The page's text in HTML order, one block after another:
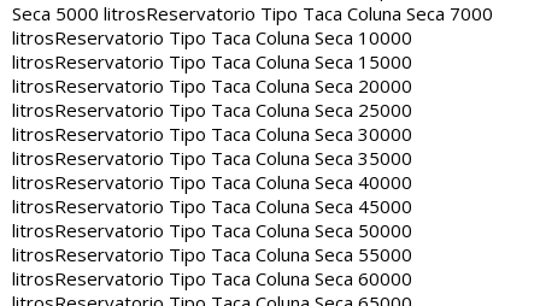
Seca 5000 litrosReservatorio Tipo Taca Coluna Seca 7000
litrosReservatorio Tipo Taca Coluna Seca 10000
litrosReservatorio Tipo Taca Coluna Seca 15000
litrosReservatorio Tipo Taca Coluna Seca 20000
litrosReservatorio Tipo Taca Coluna Seca 25000
litrosReservatorio Tipo Taca Coluna Seca 30000
litrosReservatorio Tipo Taca Coluna Seca 35000
litrosReservatorio Tipo Taca Coluna Seca 40000
litrosReservatorio Tipo Taca Coluna Seca 45000
litrosReservatorio Tipo Taca Coluna Seca 50000
litrosReservatorio Tipo Taca Coluna Seca 55000
litrosReservatorio Tipo Taca Coluna Seca 60000